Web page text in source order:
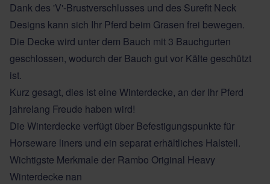
Dank des 'V'-Brustverschlusses und des Surefit Neck
Designs kann sich Ihr Pferd beim Grasen frei bewegen.
Die Decke wird unter dem Bauch mit 3 Bauchgurten
geschlossen, wodurch der Bauch gut vor Kälte geschützt
ist.
Kurz gesagt, dies ist eine Winterdecke, an der Ihr Pferd
jahrelang Freude haben wird!
Die Winterdecke verfügt über Befestigungspunkte für
Horseware liners und ein separat erhältliches Halsteil.
Wichtigste Merkmale der Rambo Original Heavy
Winterdecke nan